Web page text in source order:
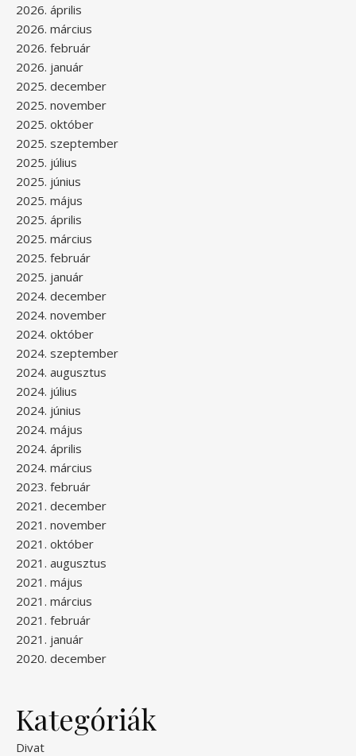
2026. április
2026. március
2026. február
2026. január
2025. december
2025. november
2025. október
2025. szeptember
2025. július
2025. június
2025. május
2025. április
2025. március
2025. február
2025. január
2024. december
2024. november
2024. október
2024. szeptember
2024. augusztus
2024. július
2024. június
2024. május
2024. április
2024. március
2023. február
2021. december
2021. november
2021. október
2021. augusztus
2021. május
2021. március
2021. február
2021. január
2020. december
Kategóriák
Divat